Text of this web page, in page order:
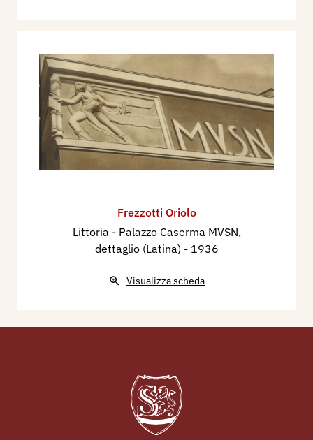
Frezzotti Oriolo
Littoria - Palazzo Caserma MVSN,
dettaglio (Latina) - 1936
Visualizza scheda